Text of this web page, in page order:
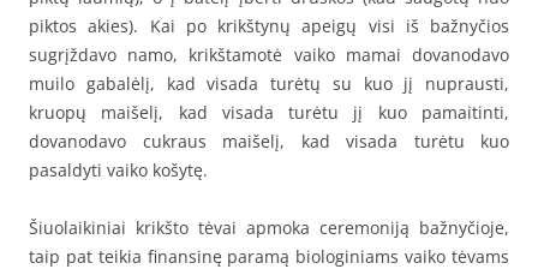
piktos akies). Kai po krikštynų apeigų visi iš bažnyčios
sugrįždavo namo, krikštamotė vaiko mamai dovanodavo
muilo gabalėlį, kad visada turėtų su kuo jį nuprausti,
kruopų maišelį, kad visada turėtu jį kuo pamaitinti,
dovanodavo cukraus maišelį, kad visada turėtu kuo
pasaldyti vaiko košytę.
Šiuolaikiniai krikšto tėvai apmoka ceremoniją bažnyčioje,
taip pat teikia finansinę paramą biologiniams vaiko tėvams